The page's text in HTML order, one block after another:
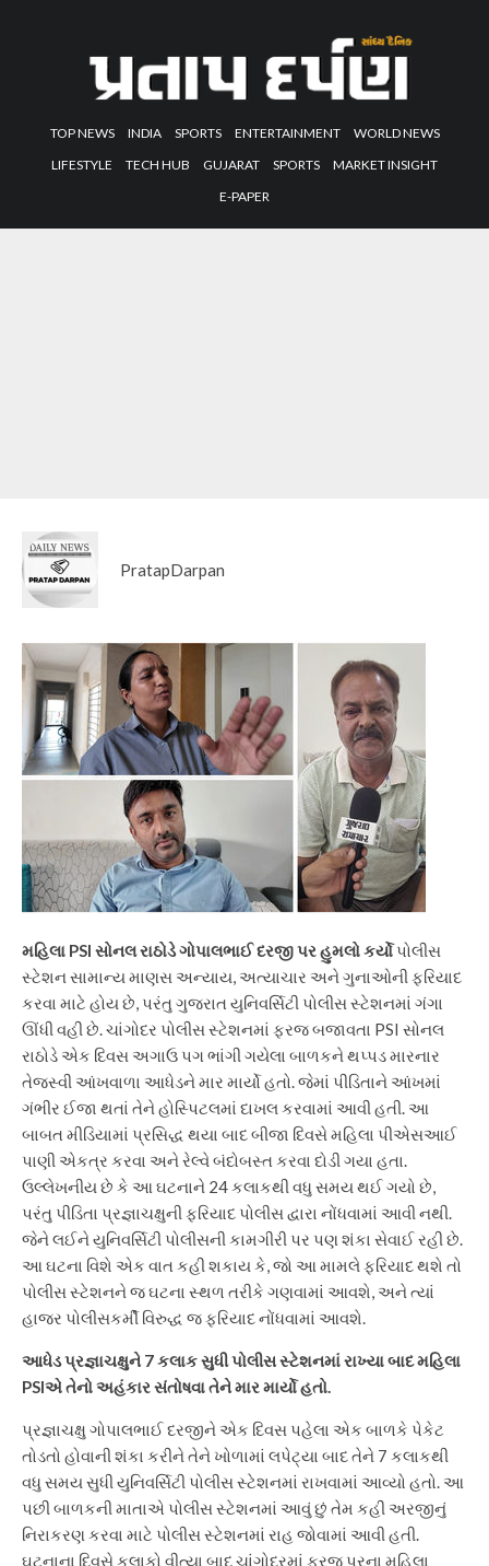
TOP NEWS INDIA SPORTS ENTERTAINMENT
WORLD NEWS
LIFESTYLE
TECH HUB GUJARAT SPORTS
MARKET INSIGHT
E-PAPER
PratapDarpan
મહિલા PSI સોનલ રાઠોડે ગોપાલભાઈ દરજી પર હુમલો કર્યોપોલીસ
સ્ટેશન સામાન્ય માણસ અન્યાય, અત્યાચાર અને ગુનાઓની ફરિયાદ
કરવા માટે હોય છે, પરંતુ ગુજરાત યુનિવર્સિટી પોલીસ સ્ટેશનમાં ગંગા
ઊંધી વહી છે. ચાંગોદર પોલીસ સ્ટેશનમાં ફરજ બજાવતા PSI સોનલ
રાઠોડે એક દિવસ અગાઉ પગ ભાંગી ગયેલા બાળકને થપ્પડ મારનાર
તેજસ્વી આંખવાળા આધેડને માર માર્યો હતો. જેમાં પીડિતાને આંખમાં
ગંભીર ઈજા થતાં તેને હોસ્પિટલમાં દાખલ કરવામાં આવી હતી. આ
બાબત મીડિયામાં પ્રસિદ્ધ થયા બાદ બીજા દિવસે મહિલા પીએસઆઈ
પાણી એકત્ર કરવા અને રેલ્વે બંદોબસ્ત કરવા દોડી ગયા હતા.
ઉલ્લેખનીય છે કે આ ઘટનાને 24 કલાકથી વધુ સમય થઈ ગયો છે,
પરંતુ પીડિતા પ્રજ્ઞાચક્ષુની ફરિયાદ પોલીસ દ્વારા નોંધવામાં આવી નથી.
જેને લઈને યુનિવર્સિટી પોલીસની કામગીરી પર પણ શંકા સેવાઈ રહી છે.
આ ઘટના વિશે એક વાત કહી શકાય કે, જો આ મામલે ફરિયાદ થશે તો
પોલીસ સ્ટેશનને જ ઘટના સ્થળ તરીકે ગણવામાં આવશે, અને ત્યાં
હાજર પોલીસકર્મી વિરુદ્ધ જ ફરિયાદ નોંધવામાં આવશે.
આધેડ પ્રજ્ઞાચક્ષુને 7 કલાક સુધી પોલીસ સ્ટેશનમાં રાખ્યા બાદ મહિલા
PSIએ તેનો અહંકાર સંતોષવા તેને માર માર્યો હતો.
પ્રજ્ઞાચક્ષુ ગોપાલભાઈ દરજીને એક દિવસ પહેલા એક બાળકે પેકેટ
તોડતો હોવાની શંકા કરીને તેને ખોળામાં લપેટ્યા બાદ તેને 7 કલાકથી
વધુ સમય સુધી યુનિવર્સિટી પોલીસ સ્ટેશનમાં રાખવામાં આવ્યો હતો. આ
પછી બાળકની માતાએ પોલીસ સ્ટેશનમાં આવું છું તેમ કહી અરજીનું
નિરાકરણ કરવા માટે પોલીસ સ્ટેશનમાં રાહ જોવામાં આવી હતી.
ઘટનાના દિવસે કલાકો વીત્યા બાદ ચાંગોદરમાં ફરજ પરના મહિલા